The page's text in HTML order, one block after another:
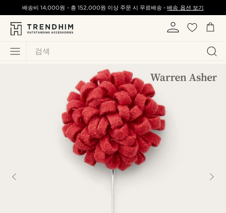
검색
배송비14,000원 - 총 152,000원 이상 주문 시 무료배송 -배송 옵션 보기